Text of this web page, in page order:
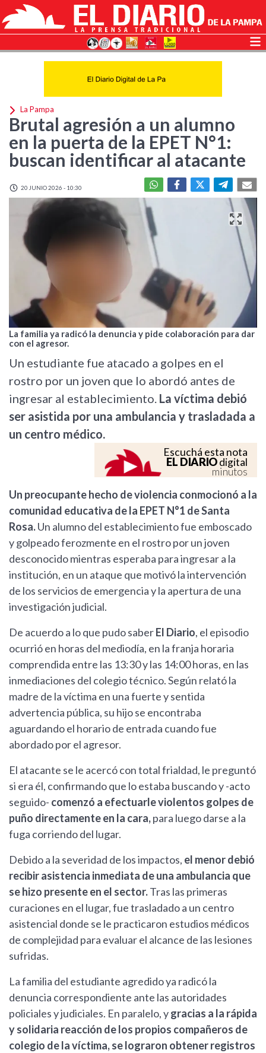
La Pampa
Brutal agresión a un alumno
en la puerta de la EPET N°1:
buscan identificar al atacante
20 JUNIO 2026 - 10:30
La familia ya radicó la denuncia y pide colaboración para dar
con el agresor.
Un estudiante fue atacado a golpes en el
rostro por un joven que lo abordó antes de
ingresar al establecimiento. La víctima debió
ser asistida por una ambulancia y trasladada a
un centro médico.
Escuchá esta nota
EL DIARIOdigital
minutos
Un preocupante hecho de violencia conmocionó a la
comunidad educativa de la EPET N°1 de Santa
Rosa.Un alumno del establecimiento fue emboscado
y golpeado ferozmente en el rostro por un joven
desconocido mientras esperaba para ingresar a la
institución, en un ataque que motivó la intervención
de los servicios de emergencia y la apertura de una
investigación judicial.
De acuerdo a lo que pudo saberEl Diario, el episodio
ocurrió en horas del mediodía, en la franja horaria
comprendida entre las 13:30 y las 14:00 horas, en las
inmediaciones del colegio técnico. Según relató la
madre de la víctima en una fuerte y sentida
advertencia pública, su hijo se encontraba
aguardando el horario de entrada cuando fue
abordado por el agresor.
El atacante se le acercó con total frialdad, le preguntó
si era él, confirmando que lo estaba buscando y -acto
seguido- comenzó a efectuarle violentos golpes de
puño directamente en la cara,para luego darse a la
fuga corriendo del lugar.
Debido a la severidad de los impactos, el menor debió
recibir asistencia inmediata de una ambulancia que
se hizo presente en el sector.Tras las primeras
curaciones en el lugar, fue trasladado a un centro
asistencial donde se le practicaron estudios médicos
de complejidad para evaluar el alcance de las lesiones
sufridas.
La familia del estudiante agredido ya radicó la
denuncia correspondiente ante las autoridades
policiales y judiciales. En paralelo, ygracias a la rápida
y solidaria reacción de los propios compañeros de
colegio de la víctima, se lograron obtener registros